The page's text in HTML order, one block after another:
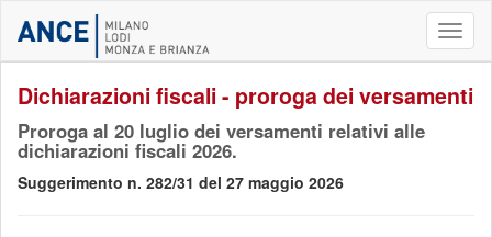
Dichiarazioni fiscali - proroga dei versamenti
Proroga al 20 luglio dei versamenti relativi alle
dichiarazioni fiscali 2026.
Suggerimento n. 282/31 del 27 maggio 2026